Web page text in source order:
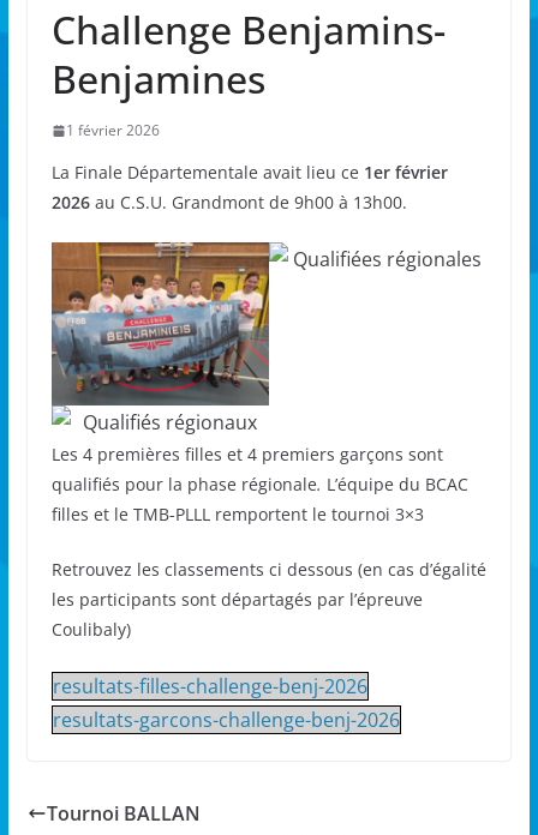
Challenge Benjamins-
Benjamines
1 février 2026
La Finale Départementale avait lieu ce 1er février
2026au C.S.U. Grandmont de 9h00 à 13h00.
Les 4 premières filles et 4 premiers garçons sont
qualifiés pour la phase régionale. L’équipe du BCAC
filles et le TMB-PLLL remportent le tournoi 3×3
Retrouvez les classements ci dessous (en cas d’égalité
les participants sont départagés par l’épreuve
Coulibaly)
resultats-filles-challenge-benj-2026
resultats-garcons-challenge-benj-2026
Tournoi BALLAN